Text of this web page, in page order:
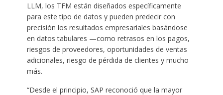
LLM, los TFM están diseñados específicamente
para este tipo de datos y pueden predecir con
precisión los resultados empresariales basándose
en datos tabulares —como retrasos en los pagos,
riesgos de proveedores, oportunidades de ventas
adicionales, riesgo de pérdida de clientes y mucho
más.
“Desde el principio, SAP reconoció que la mayor